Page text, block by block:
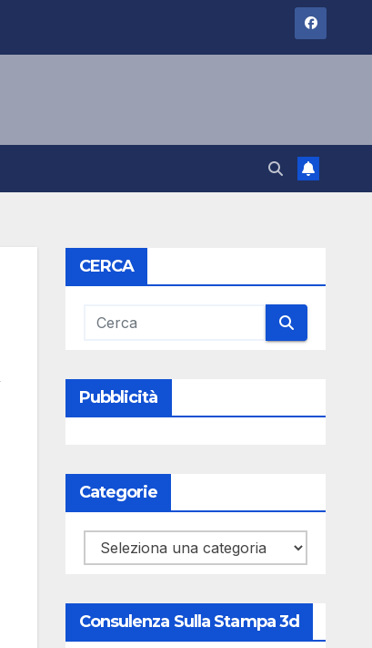
CERCA
Pubblicità
Categorie
Categorie
Consulenza Sulla Stampa 3d